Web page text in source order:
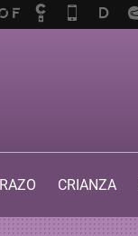
CRIANZA